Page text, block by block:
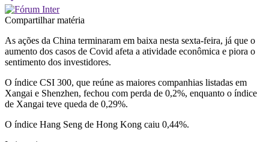
Compartilhar matéria
As ações da China terminaram em baixa nesta sexta-feira, já que o
aumento dos casos de Covid afeta a atividade econômica e piora o
sentimento dos investidores.
O índice CSI 300, que reúne as maiores companhias listadas em
Xangai e Shenzhen, fechou com perda de 0,2%, enquanto o índice
de Xangai teve queda de 0,29%.
O índice Hang Seng de Hong Kong caiu 0,44%.